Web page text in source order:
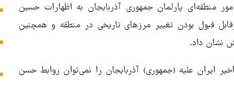
منطقه‌ای پارلمان جمهوری آذربایجان به اظهارات حسین
قبول بودن تغییر مرزهای تاریخی در منطقه و همچنین
نشان داد.
ایران علیه (جمهوری) آذربایجان را نمی‌توان روابط حسن